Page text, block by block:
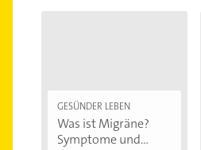
GESÜNDER LEBEN
Was ist Migräne?
Symptome und...